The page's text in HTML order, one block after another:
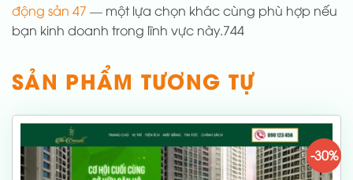
động sản 47 — một lựa chọn khác cùng phù hợp nếu
bạn kinh doanh trong lĩnh vực này.744
SẢN PHẨM TƯƠNG TỰ
-30%